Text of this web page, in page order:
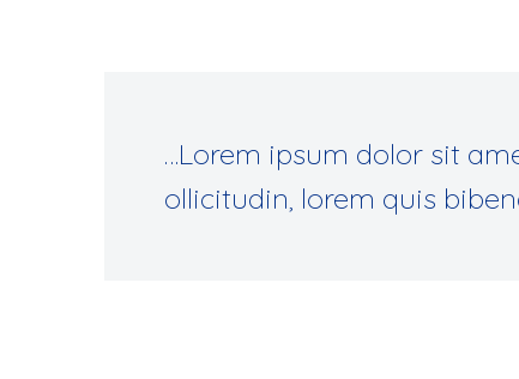
…Lorem ipsum dolor sit
ollicitudin, lorem quis